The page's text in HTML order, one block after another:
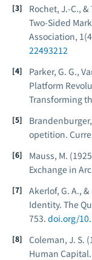
Rochet, J.-C.,
Two-Sided
Association,
22493212
Parker, G. G.,
Platform
Transforming
opetition.
Mauss, M.
Exchange in
Akerlof, G. A.,
Identity. The
753. doi.org/
Coleman, J. S.
Human Capital.